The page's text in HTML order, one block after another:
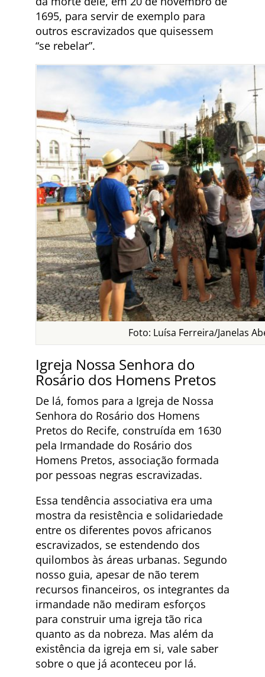
1695, para servir de exemplo para
outros escravizados que quisessem
“se rebelar”.
Foto: Luísa Ferreira/Janelas
Igreja Nossa Senhora do
Rosário dos Homens Pretos
De lá, fomos para a Igreja de Nossa
Senhora do Rosário dos Homens
Pretos do Recife, construída em 1630
pela Irmandade do Rosário dos
Homens Pretos, associação formada
por pessoas negras escravizadas.
Essa tendência associativa era uma
mostra da resistência e solidariedade
entre os diferentes povos africanos
escravizados, se estendendo dos
quilombos às áreas urbanas. Segundo
nosso guia, apesar de não terem
recursos financeiros, os integrantes da
irmandade não mediram esforços
para construir uma igreja tão rica
quanto as da nobreza. Mas além da
existência da igreja em si, vale saber
sobre o que já aconteceu por lá.